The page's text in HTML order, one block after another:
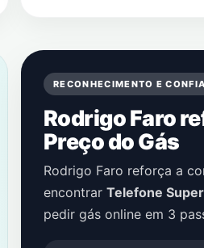
RECONHECIMENTO E
Rodrigo Faro
Preço do Gás
Rodrigo Faro reforça a
encontrar Telefone
pedir gás online em 3